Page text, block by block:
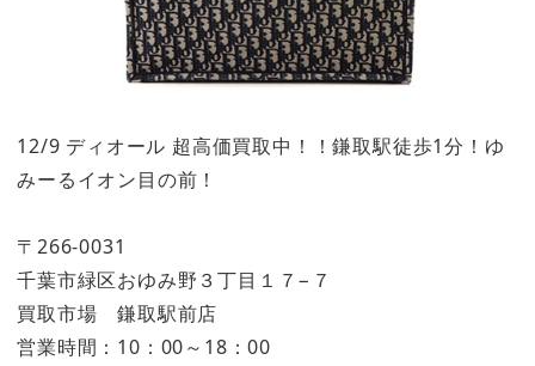
12/9 ディオール 超高価買取中！！鎌取駅徒歩1分！ゆ
みーるイオン目の前！
〒266-0031
千葉市緑区おゆみ野３丁目１７−７
買取市場 鎌取駅前店
営業時間：10：00～18：00